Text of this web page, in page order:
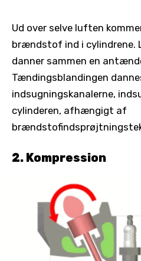
Ud over selve luften
brændstof ind i
danner sammen en
Tændingsblandingen
indsugningskanalerne,
cylinderen, afhængigt af
2. Kompression